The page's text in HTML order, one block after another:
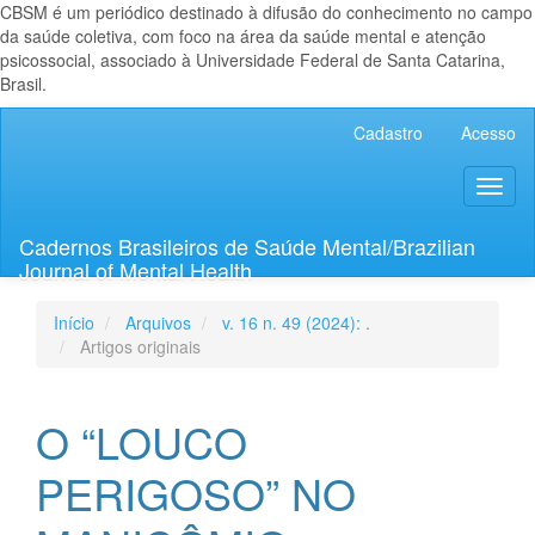
CBSM é um periódico destinado à difusão do conhecimento no campo
da saúde coletiva, com foco na área da saúde mental e atenção
psicossocial, associado à Universidade Federal de Santa Catarina,
Brasil.
Lateral
Cadastro Acesso
Cadernos Brasileiros de Saúde Mental/Brazilian
Journal of Mental Health
Início Arquivos
v. 16 n. 49 (2024): .
Artigos originais
O “LOUCO
PERIGOSO” NO